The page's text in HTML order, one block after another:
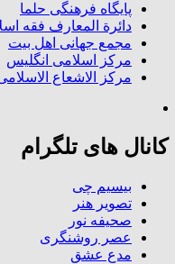
پایگاه فرهنگی حلما
دائرة المعارف فقه
مجمع جهانی اهل بیت
مرکز اسلامی انگلیس
مرکز الاشعاع
کانال های تلگرام
بیسیم چی
تصویر هنر
صحیفه نور
عصر روشنگری
مدع عشق